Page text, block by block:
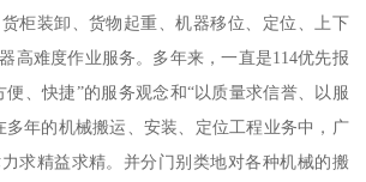
柜装卸、货物起重、机器移位、定位、上下
高难度作业服务。多年来，一直是114优先报
便、快捷”的服务观念和“以质量求信誉、以服
多年的机械搬运、安装、定位工程业务中，广
求精益求精。并分门别类地对各种机械的搬